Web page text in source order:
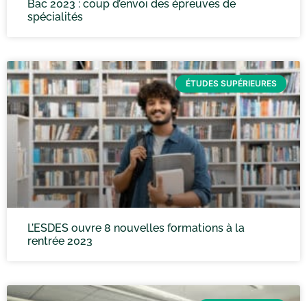
Bac 2023 : coup d’envoi des épreuves de
spécialités
ÉTUDES SUPÉRIEURES
L’ESDES ouvre 8 nouvelles formations à la
rentrée 2023